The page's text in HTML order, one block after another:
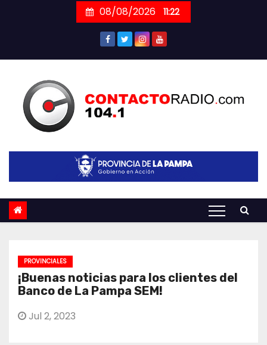
08/08/2026 11:22
PROVINCIALES
¡Buenas noticias para los clientes del
Banco de La Pampa SEM!
Jul 2, 2023